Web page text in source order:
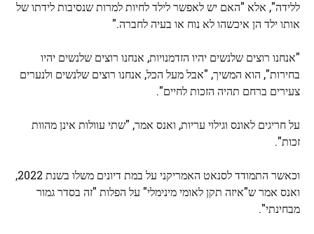
ללידה", אלא "האם יש לאפשר לילד לחיות למרות שנסיבות לידתו של
אותו ילד הן איכשהו לא נוח או בעיה לחברה."
"אנחנו רוצים שלנשים יהיו הזדמנויות, אנחנו רוצים שלנשים יהיו
בחירות", הוא המשיך, "אבל מעל הכל, אנחנו רוצים שלנשים ולנערים
צעירים ברחם תהיה הזכות לחיים".
על חריגים לאונס וגילוי עריות, ואנס אמר, "שתי עוולות אינן מהוות
זכות".
וכאשר התמודד לסנאט האמריקני על במת דיונים משלו בשנת 2022,
ואנס אמר ש"איזה תקן לאומי מינימלי" על הפלות "זה בסדר גמור
מבחינתי".